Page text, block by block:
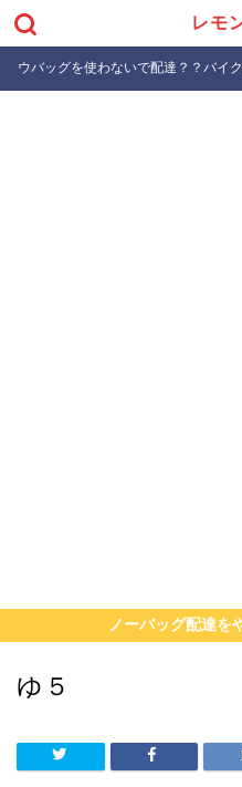
レモ
ウバッグを使わないで配達？？バイ
ノーバッグ配達を
ゆ５